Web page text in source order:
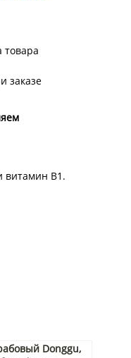
товара
заказе
витамин B1.
Donggu,